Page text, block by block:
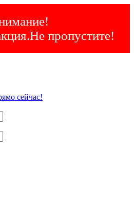
пропустите!
сейчас!